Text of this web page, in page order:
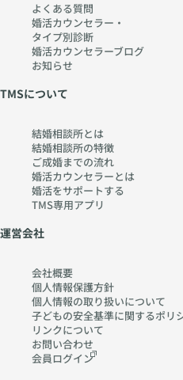
よくある質問
婚活カウンセラー・
タイプ別診断
婚活カウンセラーブログ
お知らせ
TMSについて
結婚相談所とは
結婚相談所の特徴
ご成婚までの流れ
婚活カウンセラーとは
婚活をサポートする
TMS専用アプリ
運営会社
会社概要
個人情報保護方針
個人情報の取り扱いについて
子どもの安全基準に関するポリ
リンクについて
お問い合わせ
会員ログイン